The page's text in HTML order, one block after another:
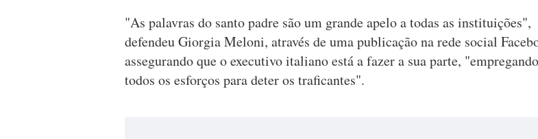
"As palavras do santo padre são um grande apelo a todas as instituições",
defendeu Giorgia Meloni, através de uma publicação na rede social
assegurando que o executivo italiano está a fazer a sua parte, "empregando
todos os esforços para deter os traficantes".